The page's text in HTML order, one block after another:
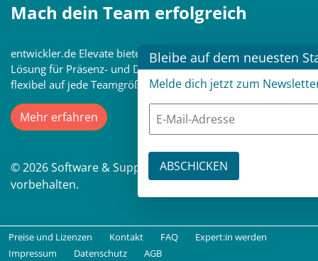
Mach dein Team erfolgreich
entwickler.de Elevate bietet Software-Teams die effektive
Lösung für Präsenz- und Digitale- Weiterbildungen, die
flexibel auf jede Teamgröße erweiterbar ist
Mehr erfahren
© 2026 Software & Support Media GmbH. Alle Rechte
vorbehalten.
Preise und Lizenzen Kontakt FAQ
Expert:in werden
Impressum
Datenschutz AGB
Bleibe auf dem neuesten
Melde dich jetzt zum